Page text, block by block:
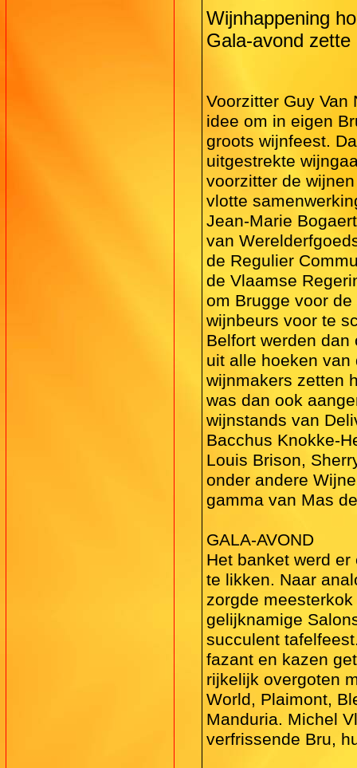
Wijnhappening
Gala-avond
Voorzitter Guy Van
idee om in eigen
groots wijnfeest.
uitgestrekte
voorzitter de
vlotte
Jean-Marie
van
de Regulier
de Vlaamse
om Brugge voor
wijnbeurs voor te
Belfort werden
uit alle hoeken van
wijnmakers zetten
was dan ook
wijnstands van
Bacchus Knokke-
Louis Brison,
onder andere
gamma van Mas
GALA-AVOND
Het banket werd
te likken. Naar
zorgde
gelijknamige
succulent
fazant en kazen
rijkelijk overgoten
World, Plaimont,
Manduria. Michel
verfrissende Bru,